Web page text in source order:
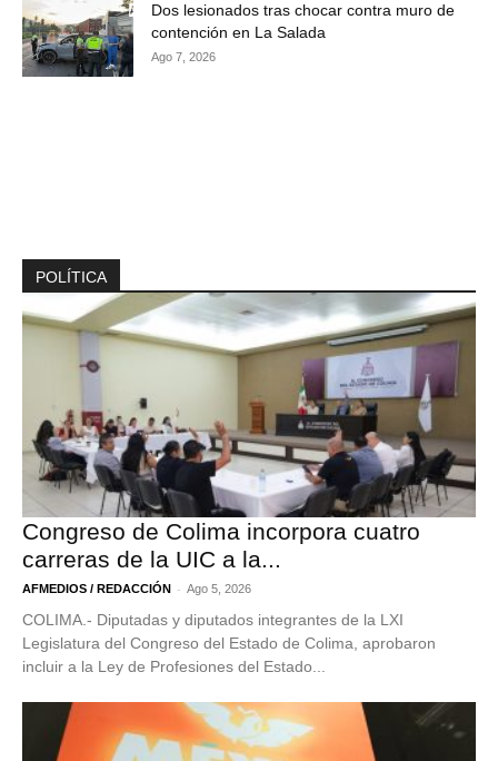
Dos lesionados tras chocar contra muro de
contención en La Salada
Ago 7, 2026
POLÍTICA
Congreso de Colima incorpora cuatro
carreras de la UIC a la...
AFMEDIOS / REDACCIÓN - Ago 5, 2026
COLIMA.- Diputadas y diputados integrantes de la LXI
Legislatura del Congreso del Estado de Colima, aprobaron
incluir a la Ley de Profesiones del Estado...